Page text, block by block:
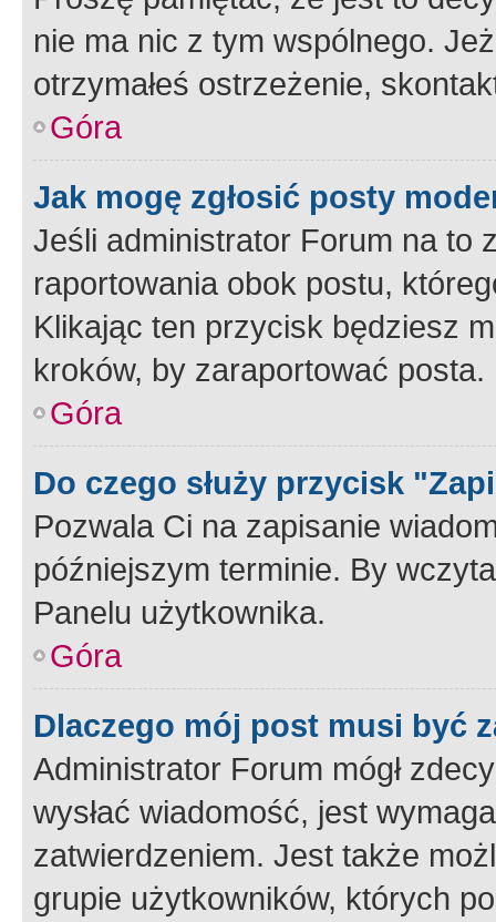
nie ma nic z tym wspólnego.
otrzymałeś ostrzeżenie,
Góra
Jak mogę zgłosić posty
Jeśli administrator Forum na to
raportowania obok postu,
Klikając ten przycisk będziesz
kroków, by zaraportować posta.
Góra
Do czego służy przycisk
Pozwala Ci na zapisanie
późniejszym terminie. By
Panelu użytkownika.
Góra
Dlaczego mój post musi być
Administrator Forum mógł
wysłać wiadomość, jest
zatwierdzeniem. Jest także
grupie użytkowników, których